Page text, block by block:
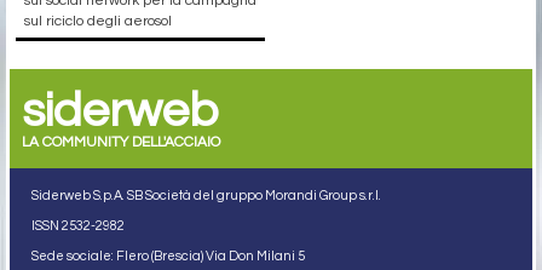
sul riciclo degli aerosol
siderweb
LA COMMUNITY DELL'ACCIAIO
Siderweb S.p.A. SB Società del gruppo Morandi Group s.r.l.
ISSN 2532-2982
Sede sociale: Flero (Brescia) Via Don Milani 5